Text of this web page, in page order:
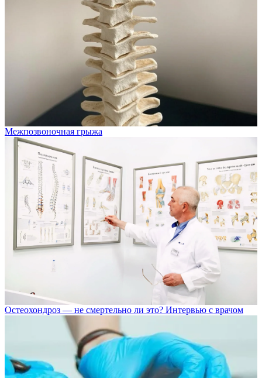
Межпозвоночная грыжа
Остеохондроз — не смертельно ли это? Интервью с врачом